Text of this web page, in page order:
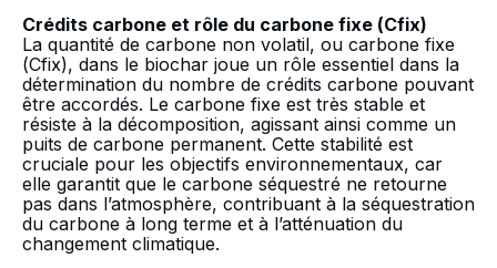
Crédits carbone et rôle du carbone fixe (Cfix)
La quantité de carbone non volatil, ou carbone fixe
(Cfix), dans le biochar joue un rôle essentiel dans la
détermination du nombre de crédits carbone pouvant
être accordés. Le carbone fixe est très stable et
résiste à la décomposition, agissant ainsi comme un
puits de carbone permanent. Cette stabilité est
cruciale pour les objectifs environnementaux, car
elle garantit que le carbone séquestré ne retourne
pas dans l’atmosphère, contribuant à la séquestration
du carbone à long terme et à l’atténuation du
changement climatique.